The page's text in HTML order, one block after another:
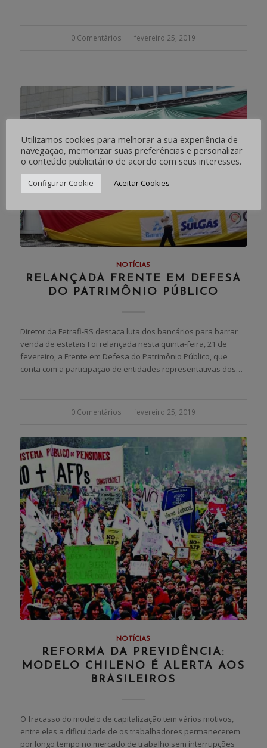
0 Comentários
/ fevereiro 25, 2019
NOTÍCIAS
RELANÇADA FRENTE EM DEFESA
DO PATRIMÔNIO PÚBLICO
Diretor da Fetrafi-RS destaca luta dos bancários para barrar
venda de estatais Foi relançada nesta quinta-feira, 21 de
fevereiro, a Frente em Defesa do Patrimônio Público, que
conta com a participação de entidades representativas dos…
0 Comentários
/ fevereiro 25, 2019
NOTÍCIAS
REFORMA DA PREVIDÊNCIA:
MODELO CHILENO É ALERTA AOS
BRASILEIROS
O fracasso do modelo de capitalização tem vários motivos,
entre eles a dificuldade de os trabalhadores permanecerem
por longo tempo no mercado de trabalho sem interrupções
Utilizamos cookies para melhorar a sua experiência de
navegação, memorizar suas preferências e personalizar
o conteúdo publicitário de acordo com seus interesses.
Configurar Cookie Aceitar Cookies